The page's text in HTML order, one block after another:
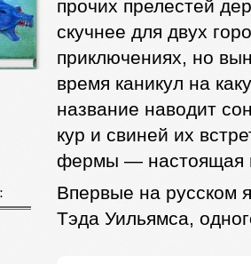
прочих прелестей
скучнее для двух
приключениях, но
время каникул на
название наводит
кур и свиней их
фермы — настоящая
Впервые на русском
Тэда Уильямса,